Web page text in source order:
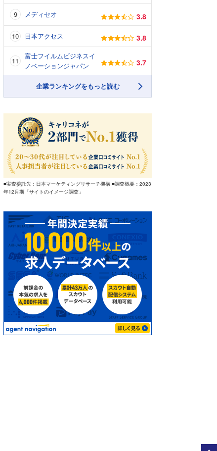
メディセオ 3.8
日本アクセス 3.8
富士フイルムビジネスイ
ノベーションジャパン
3.7
企業ランキングをもっと読む
■実査委託先：日本マーケティングリサーチ機構 ■調査概要：2023
年12月期「サイトのイメージ調査」